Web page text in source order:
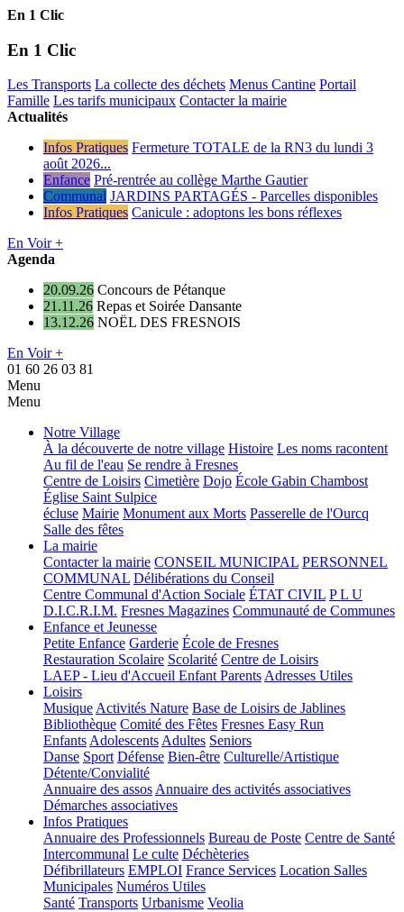
En 1 Clic
En 1 Clic
Les Transports La collecte des déchets Menus Cantine Portail
Famille Les tarifs municipaux Contacter la mairie
Actualités
Infos Pratiques Fermeture TOTALE de la RN3 du lundi 3
août 2026...
Enfance Pré-rentrée au collège Marthe Gautier
Communal JARDINS PARTAGÉS - Parcelles disponibles
Infos Pratiques Canicule : adoptons les bons réflexes
En Voir +
Agenda
20.09.26 Concours de Pétanque
21.11.26 Repas et Soirée Dansante
13.12.26 NOËL DES FRESNOIS
En Voir +
01 60 26 03 81
Menu
Menu
Notre Village
À la découverte de notre village Histoire Les noms racontent
Au fil de l'eau Se rendre à Fresnes
Centre de Loisirs Cimetière Dojo École Gabin Chambost
Église Saint Sulpice
écluse Mairie Monument aux Morts Passerelle de l'Ourcq
Salle des fêtes
La mairie
Contacter la mairie CONSEIL MUNICIPAL PERSONNEL
COMMUNAL Délibérations du Conseil
Centre Communal d'Action Sociale ÉTAT CIVIL P L U
D.I.C.R.I.M. Fresnes Magazines Communauté de Communes
Enfance et Jeunesse
Petite Enfance Garderie École de Fresnes
Restauration Scolaire Scolarité Centre de Loisirs
LAEP - Lieu d'Accueil Enfant ParentsAdresses Utiles
Loisirs
MusiqueActivités Nature Base de Loisirs de Jablines
Bibliothèque Comité des Fêtes Fresnes Easy Run
EnfantsAdolescentsAdultes Seniors
Danse Sport Défense Bien-être Culturelle/Artistique
Détente/Convialité
Annuaire des assosAnnuaire des activités associatives
Démarches associatives
Infos Pratiques
Annuaire des Professionnels Bureau de Poste Centre de Santé
Intercommunal Le culte Déchèteries
Défibrillateurs EMPLOI France Services Location Salles
Municipales Numéros Utiles
Santé Transports Urbanisme Veolia